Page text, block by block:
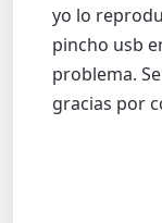
yo lo
pincho usb
problema.
gracias por